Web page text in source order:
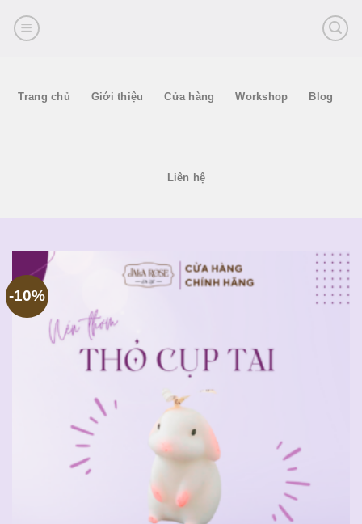
Trang chủ Giới thiệu Cửa hàng Workshop Blog
Liên hệ
-10%